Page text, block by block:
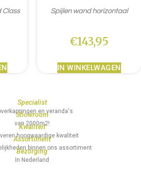
Class
Spijlen wand horizontaal
€143,95
IN WINKELWAGEN
Specialist
en veranda's
Showroom
van 2000m2!
Kwaliteit
hoogwaardige kwaliteit
Assortiment
binnen ons assortiment
Bezorging
In Nederland